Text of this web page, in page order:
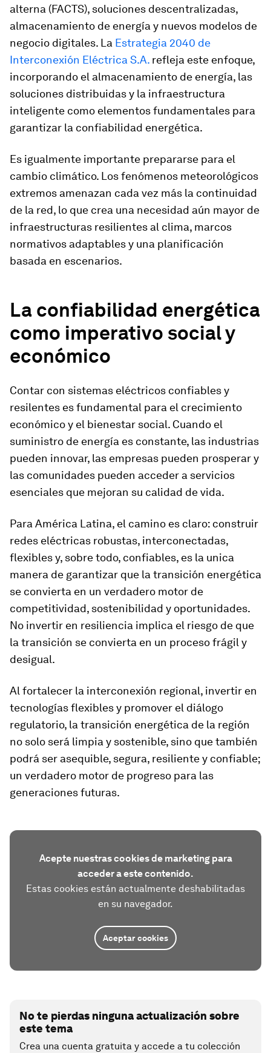
alterna (FACTS), soluciones descentralizadas,
almacenamiento de energía y nuevos modelos de
negocio digitales. La Estrategia 2040 de
Interconexión Eléctrica S.A. refleja este enfoque,
incorporando el almacenamiento de energía, las
soluciones distribuidas y la infraestructura
inteligente como elementos fundamentales para
garantizar la confiabilidad energética.
Es igualmente importante prepararse para el
cambio climático. Los fenómenos meteorológicos
extremos amenazan cada vez más la continuidad
de la red, lo que crea una necesidad aún mayor de
infraestructuras resilientes al clima, marcos
normativos adaptables y una planificación
basada en escenarios.
La confiabilidad energética
como imperativo social y
económico
Contar con sistemas eléctricos confiables y
resilentes es fundamental para el crecimiento
económico y el bienestar social. Cuando el
suministro de energía es constante, las industrias
pueden innovar, las empresas pueden prosperar y
las comunidades pueden acceder a servicios
esenciales que mejoran su calidad de vida.
Para América Latina, el camino es claro: construir
redes eléctricas robustas, interconectadas,
flexibles y, sobre todo, confiables, es la unica
manera de garantizar que la transición energética
se convierta en un verdadero motor de
competitividad, sostenibilidad y oportunidades.
No invertir en resiliencia implica el riesgo de que
la transición se convierta en un proceso frágil y
desigual.
Al fortalecer la interconexión regional, invertir en
tecnologías flexibles y promover el diálogo
regulatorio, la transición energética de la región
no solo será limpia y sostenible, sino que también
podrá ser asequible, segura, resiliente y confiable;
un verdadero motor de progreso para las
generaciones futuras.
Acepte nuestras cookies de marketing para
acceder a este contenido.
Estas cookies están actualmente deshabilitadas
en su navegador.
Aceptar cookies
No te pierdas ninguna actualización sobre
este tema
Crea una cuenta gratuita y accede a tu colección